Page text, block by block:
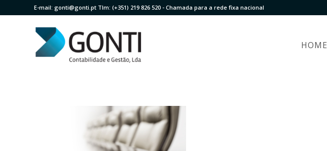
E-mail: gonti@gonti.pt Tlm: (+351) 219 826 520 - Chamada para a rede fixa nacional
HOME